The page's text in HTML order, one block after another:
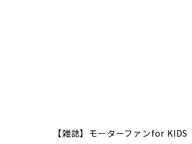
【雑誌】モーターファンfor